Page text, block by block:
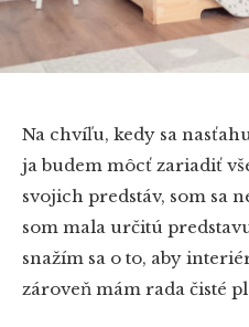
Na chvíľu, kedy sa
ja budem môcť zariadiť
svojich predstáv, som sa
som mala určitú
snažím sa o to, aby
zároveň mám rada čisté